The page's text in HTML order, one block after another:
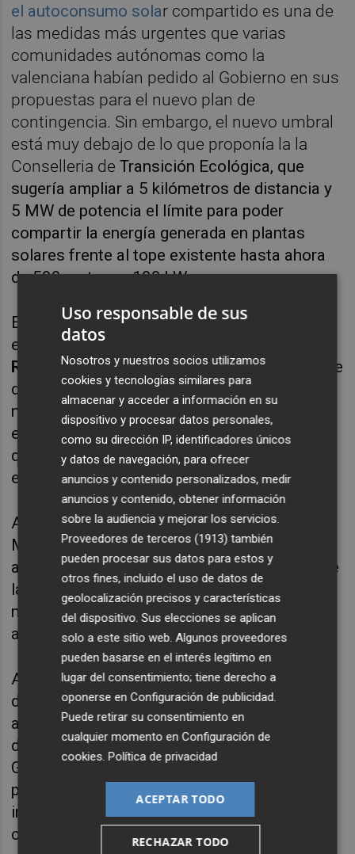
el autoconsumo solar compartido es una de
las medidas más urgentes que varias
comunidades autónomas como la
valenciana habían pedido al Gobierno en sus
propuestas para el nuevo plan de
contingencia. Sin embargo, el nuevo umbral
está muy debajo de lo que proponía la la
Conselleria deTransición Ecológica, que
sugería ampliar a 5 kilómetros de distancia y
5 MW de potencia el límite para poder
compartir la energía generada en plantas
solares frente al tope existente hasta ahora
de 500 metros y 100 kW.
El planMás Seguridad Energética
el pasado martes por la ministra
Ribera avanzaba que se iba a derogar el límite
de 500 metros, pero no se especificaba la
nueva distancia, un dato que se ha conocido
este martes tras la aprobación del nuevo
decreto de medidas contra la crisis
energética.
A la espera de la publicación del decreto, el
Ministerio de Teresa Ribera también ha
avanzado que se "simplifica la tramitación" de
las instalaciones aumentando a 500 kW el
máximo de tamaño de plantas exentas de
autorizaciónprevia y la de construcción.
Además del aumento de hasta 1.000 metros
de la distancia entre punto de generación y
autoconsumo en líneas de transporte o
distribución para instalaciones en cubierta, el
Gobierno también ha modificado la normativa
para permitir que pueda haber más de una
instalación en una misma referencia
catastral.
Uso responsable de sus
datos
Nosotros y nuestros socios utilizamos
cookies y tecnologías similares para
almacenar y acceder a información en su
dispositivo y procesar datos personales,
como su dirección IP, identificadores únicos
y datos de navegación, para ofrecer
anuncios y contenido personalizados, medir
anuncios y contenido, obtener información
sobre la audiencia y mejorar los servicios.
Proveedores de terceros (1913) también
pueden procesar sus datos para estos y
otros fines, incluido el uso de datos de
geolocalización precisos y características
del dispositivo. Sus elecciones se aplican
solo a este sitio web. Algunos proveedores
pueden basarse en el interés legítimo en
lugar del consentimiento; tiene derecho a
oponerse enConfiguración de publicidad
Puede retirar su consentimiento en
cualquier momento enConfiguración de
cookies .Política de privacidad
ACEPTAR TODO
RECHAZAR TODO